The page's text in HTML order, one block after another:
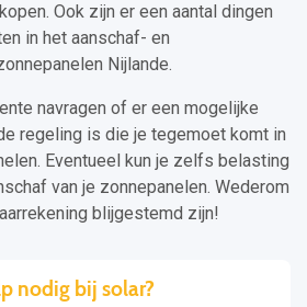
Ook zijn er een aantal dingen
in het aanschaf- en
Nijlande.
navragen of er een mogelijke
regeling is die je tegemoet komt in
Eventueel kun je zelfs belasting
van je zonnepanelen. Wederom
blijgestemd zijn!
nodig bij solar?